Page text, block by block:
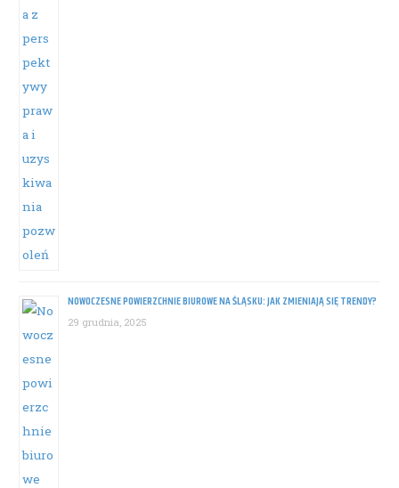
NOWOCZESNE POWIERZCHNIE BIUROWE NA ŚLĄSKU: JAK ZMIENIAJĄ SIĘ TRENDY?
29 grudnia, 2025